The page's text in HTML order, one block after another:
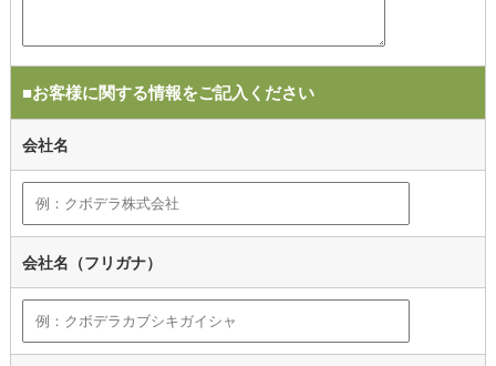
■お客様に関する情報をご記入ください
会社名
会社名（フリガナ）